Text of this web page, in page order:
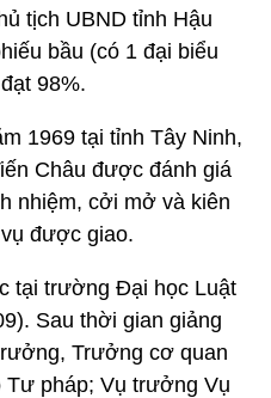
tịch UBND tỉnh Hậu
bầu (có 1 đại biểu
98%.
1969 tại tỉnh Tây Ninh,
Châu được đánh giá
nhiệm, cởi mở và kiên
được giao.
tại trường Đại học Luật
Sau thời gian giảng
Trưởng cơ quan
Tư pháp; Vụ trưởng Vụ